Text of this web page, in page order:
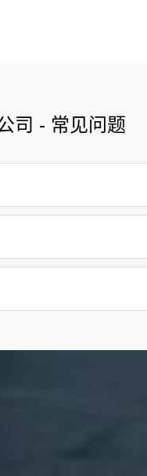
司 - 常见问题